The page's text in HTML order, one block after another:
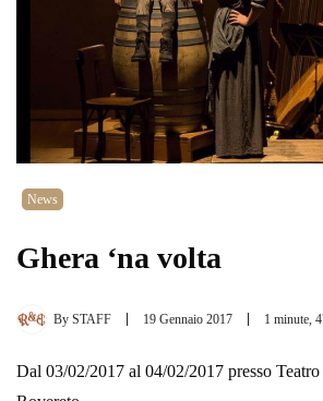
News
Ghera ‘na volta
By STAFF 19 Gennaio 2017 1 minute,
Dal 03/02/2017 al 04/02/2017 presso